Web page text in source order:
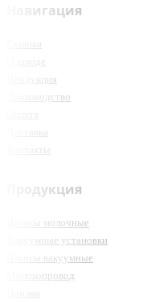
Навигация
Главная
О заводе
Продукция
Производство
Доставка
Контакты
Продукция
Насосы молочные
Вакуумные установки
Насосы вакуумные
Молокопровод